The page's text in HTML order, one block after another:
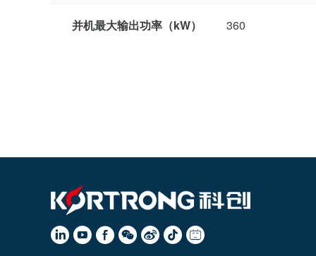
并机最大输出功率（kW） 360